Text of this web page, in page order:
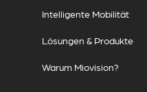
Intelligente Mobilität
Lösungen & Produkte
Warum Miovision?